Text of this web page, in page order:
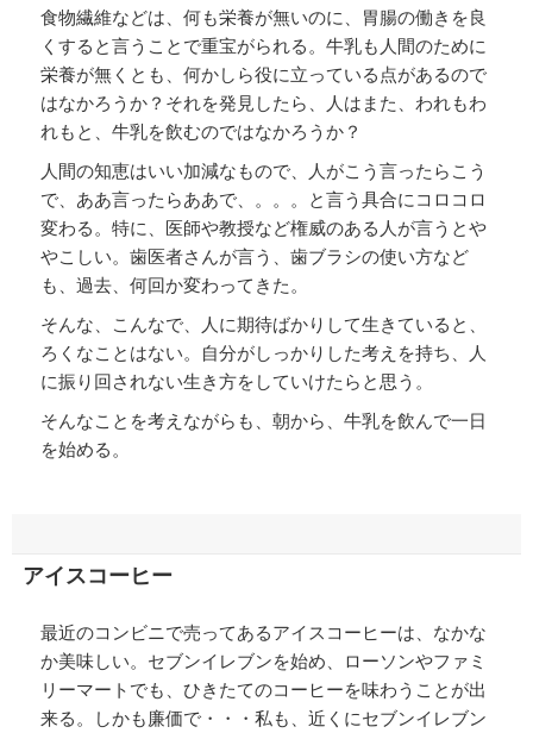
食物繊維などは、何も栄養が無いのに、胃腸の働きを良
くすると言うことで重宝がられる。牛乳も人間のために
栄養が無くとも、何かしら役に立っている点があるので
はなかろうか？それを発見したら、人はまた、われもわ
れもと、牛乳を飲むのではなかろうか？
人間の知恵はいい加減なもので、人がこう言ったらこう
で、ああ言ったらああで、。。。と言う具合にコロコロ
変わる。特に、医師や教授など権威のある人が言うとや
やこしい。歯医者さんが言う、歯ブラシの使い方など
も、過去、何回か変わってきた。
そんな、こんなで、人に期待ばかりして生きていると、
ろくなことはない。自分がしっかりした考えを持ち、人
に振り回されない生き方をしていけたらと思う。
そんなことを考えながらも、朝から、牛乳を飲んで一日
を始める。
アイスコーヒー
最近のコンビニで売ってあるアイスコーヒーは、なかな
か美味しい。セブンイレブンを始め、ローソンやファミ
リーマートでも、ひきたてのコーヒーを味わうことが出
来る。しかも廉価で・・・私も、近くにセブンイレブン